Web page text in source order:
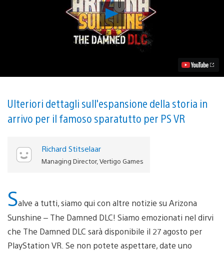
Riproduci
video
Arizona
Sunshine
–
DLC
il
27
agosto:
guardate
gioco
Ulteriori dettagli sull'espansione della storia in
arrivo per il famoso sparatutto per PS VR
Richard Stitselaar
Managing Director, Vertigo Games
Salve a tutti, siamo qui con altre notizie su Arizona
Sunshine – The Damned DLC! Siamo emozionati nel dirvi
che The Damned DLC sarà disponibile il 27 agosto per
PlayStation VR. Se non potete aspettare, date uno